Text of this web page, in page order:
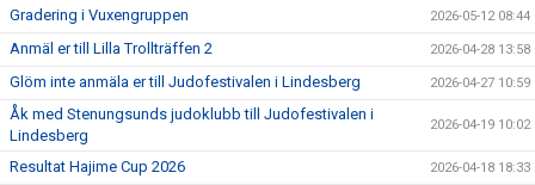
Gradering i Vuxengruppen 2026-05-12 08:44
Anmäl er till Lilla Trollträffen 2 2026-04-28 13:58
Glöm inte anmäla er till Judofestivalen i Lindesberg 2026-04-27 10:59
Åk med Stenungsunds judoklubb till Judofestivalen i
Lindesberg
2026-04-19 10:02
Resultat Hajime Cup 2026 2026-04-18 18:33